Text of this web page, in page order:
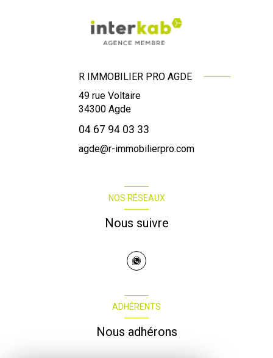
R IMMOBILIER PRO AGDE
49 rue Voltaire
34300 Agde
04 67 94 03 33
agde@r-immobilierpro.com
NOS RÉSEAUX
Nous suivre
ADHÉRENTS
Nous adhérons